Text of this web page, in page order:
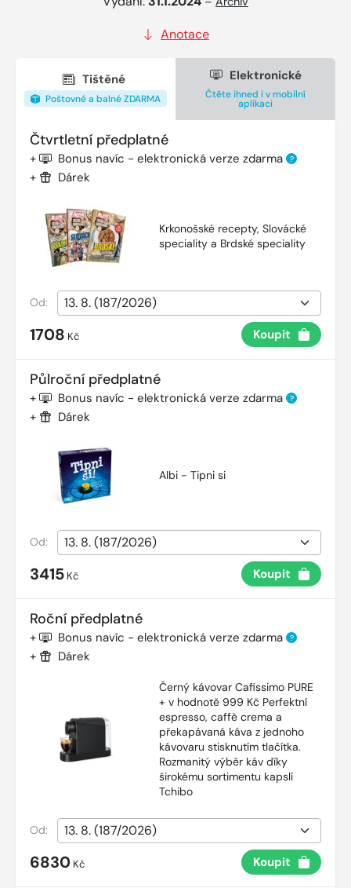
Anotace
Tištěné
Poštovné a balné ZDARMA
Elektronické
Čtěte ihned i v mobilní
aplikaci
Čtvrtletní předplatné
+ Bonus navíc - elektronická verze zdarma ?
+ Dárek
Krkonošské recepty, Slovácké
speciality a Brdské speciality
Od:
1708 Kč Koupit
Půlroční předplatné
+ Bonus navíc - elektronická verze zdarma ?
+ Dárek
Albi - Tipni si
Od:
3415 Kč Koupit
Roční předplatné
+ Bonus navíc - elektronická verze zdarma ?
+ Dárek
Černý kávovar Cafissimo PURE
+ v hodnotě 999 Kč Perfektní
espresso, caffè crema a
překapávaná káva z jednoho
kávovaru stisknutím tlačítka.
Rozmanitý výběr káv díky
širokému sortimentu kapslí
Tchibo
Od:
6830 Kč Koupit